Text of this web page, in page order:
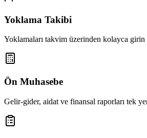
Yoklama Takibi
Yoklamaları takvim üzerinden kolayca girin
Ön Muhasebe
Gelir-gider, aidat ve finansal raporları tek